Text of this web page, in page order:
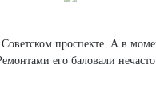
проспекте. А в
его баловали